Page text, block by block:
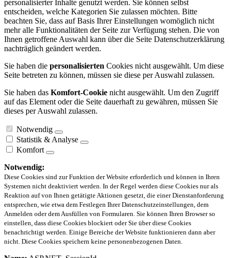
personalisierter Inhalte genutzt werden. Sie können selbst
entscheiden, welche Kategorien Sie zulassen möchten. Bitte
beachten Sie, dass auf Basis Ihrer Einstellungen womöglich nicht
mehr alle Funktionalitäten der Seite zur Verfügung stehen. Die von
Ihnen getroffene Auswahl kann über die Seite Datenschutzerklärung
nachträglich geändert werden.
Sie haben die personalisierten Cookies nicht ausgewählt. Um diese
Seite betreten zu können, müssen sie diese per Auswahl zulassen.
Sie haben das Komfort-Cookie nicht ausgewählt. Um den Zugriff
auf das Element oder die Seite dauerhaft zu gewähren, müssen Sie
dieses per Auswahl zulassen.
Notwendig
Statistik & Analyse
Komfort
Notwendig:
Diese Cookies sind zur Funktion der Website erforderlich und können in Ihren
Systemen nicht deaktiviert werden. In der Regel werden diese Cookies nur als
Reaktion auf von Ihnen getätigte Aktionen gesetzt, die einer Dienstanforderung
entsprechen, wie etwa dem Festlegen Ihrer Datenschutzeinstellungen, dem
Anmelden oder dem Ausfüllen von Formularen. Sie können Ihren Browser so
einstellen, dass diese Cookies blockiert oder Sie über diese Cookies
benachrichtigt werden. Einige Bereiche der Website funktionieren dann aber
nicht. Diese Cookies speichern keine personenbezogenen Daten.